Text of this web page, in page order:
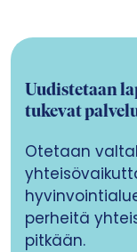
Uudistetaan
tukevat
Otetaan
perheitä
pitkään.